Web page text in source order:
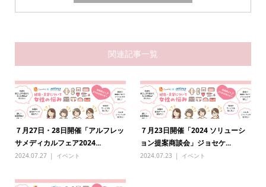
関連記事一覧
７月27日・28日開催「アルフレッ
サメディカルフェア2024...
2024.07.27 イベント
７月23日開催「2024 ソリューシ
ョン提案商談会」ジョセケ...
2024.07.23 イベント